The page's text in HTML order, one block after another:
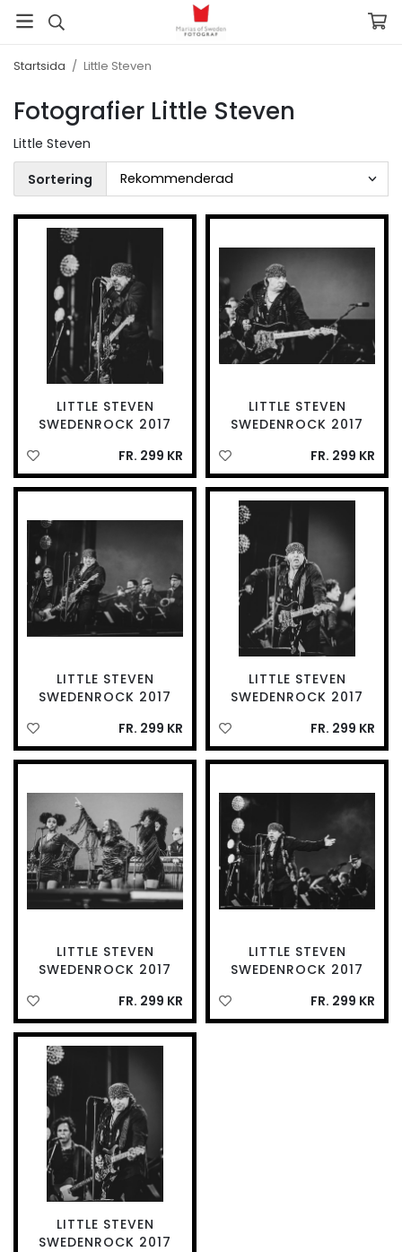
Startsida / Little Steven
Fotografier Little Steven
Little Steven
Sortering
LITTLE STEVEN
SWEDENROCK 2017
FR. 299 KR
LITTLE STEVEN
SWEDENROCK 2017
FR. 299 KR
LITTLE STEVEN
SWEDENROCK 2017
FR. 299 KR
LITTLE STEVEN
SWEDENROCK 2017
FR. 299 KR
LITTLE STEVEN
SWEDENROCK 2017
FR. 299 KR
LITTLE STEVEN
SWEDENROCK 2017
FR. 299 KR
LITTLE STEVEN
SWEDENROCK 2017